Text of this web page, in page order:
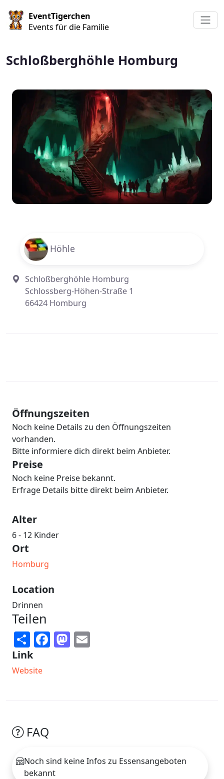
EventTigerchen
Events für die Familie
Schloßberghöhle Homburg
Höhle
Schloßberghöhle Homburg
Schlossberg-Höhen-Straße 1
66424 Homburg
Öffnungszeiten
Noch keine Details zu den Öffnungszeiten
vorhanden.
Bitte informiere dich direkt beim Anbieter.
Preise
Noch keine Preise bekannt.
Erfrage Details bitte direkt beim Anbieter.
Alter
6 - 12 Kinder
Ort
Homburg
Location
Drinnen
Teilen
ShareFacebook
Mastodon
Link
Website
FAQ
Noch sind keine Infos zu Essensangeboten
bekannt